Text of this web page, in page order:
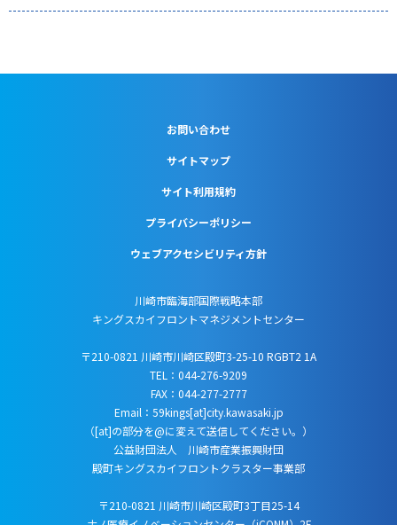
お問い合わせ
サイトマップ
サイト利用規約
プライバシーポリシー
ウェブアクセシビリティ方針
川崎市臨海部国際戦略本部
キングスカイフロントマネジメントセンター
〒210-0821 川崎市川崎区殿町3-25-10 RGBT2 1A
TEL：044-276-9209
FAX：044-277-2777
Email：59kings[at]city.kawasaki.jp
（[at]の部分を@に変えて送信してください。）
公益財団法人 川崎市産業振興財団
殿町キングスカイフロントクラスター事業部
〒210-0821 川崎市川崎区殿町3丁目25-14